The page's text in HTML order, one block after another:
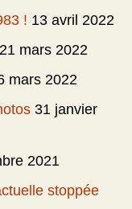
! 13 avril 2022
21 mars 2022
mars 2022
31 janvier
2021
stoppée